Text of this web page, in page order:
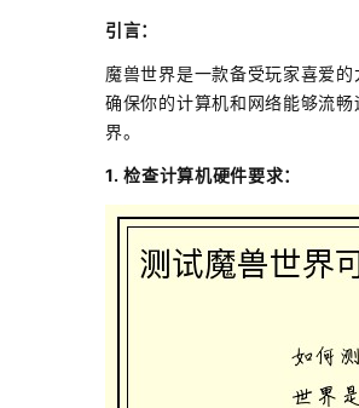
引言：
魔兽世界是一款备受玩家喜爱
确保你的计算机和网络能够流
界。
1. 检查计算机硬件要求：